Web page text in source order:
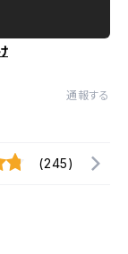
通報する
(245)